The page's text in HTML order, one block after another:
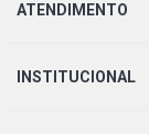
ATENDIMENTO
INSTITUCIONAL